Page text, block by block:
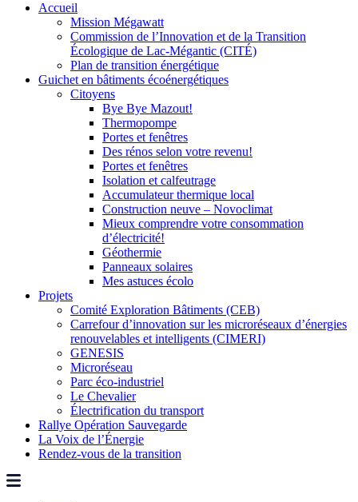
Accueil
Mission Mégawatt
Commission de l’Innovation et de la Transition
Écologique de Lac-Mégantic (CITÉ)
Plan de transition énergétique
Guichet en bâtiments écoénergétiques
Citoyens
Bye Bye Mazout!
Thermopompe
Portes et fenêtres
Des rénos selon votre revenu!
Portes et fenêtres
Isolation et calfeutrage
Accumulateur thermique local
Construction neuve – Novoclimat
Mieux comprendre votre consommation
d’électricité!
Géothermie
Panneaux solaires
Mes astuces écolo
Projets
Comité Exploration Bâtiments (CEB)
Carrefour d’innovation sur les microréseaux d’énergies
renouvelables et intelligents (CIMERI)
GENESIS
Microréseau
Parc éco-industriel
Le Chevalier
Électrification du transport
Rallye Opération Sauvegarde
La Voix de l’Énergie
Rendez-vous de la transition